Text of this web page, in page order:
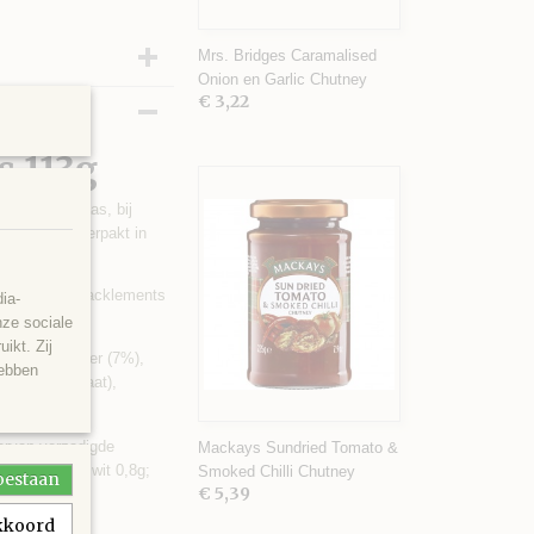
113g
(blauwe) kaas, bij
Verpakt in
eens de Tracklements
chilipeper (7%),
concentraat),
verzadigde
66,1g; Eiwit 0,8g;
Mrs. Bridges Caramalised
Onion en Garlic Chutney
€ 3,22
Mackays Sundried Tomato &
Smoked Chilli Chutney
€ 5,39
sociale
Zij